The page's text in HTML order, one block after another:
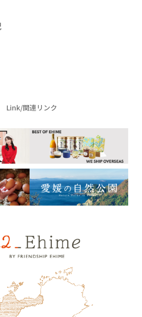
Link/関連リンク